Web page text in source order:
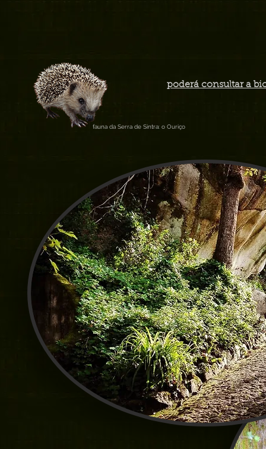
poderá consultar a
fauna da Serra de Sintra: o Ouriço